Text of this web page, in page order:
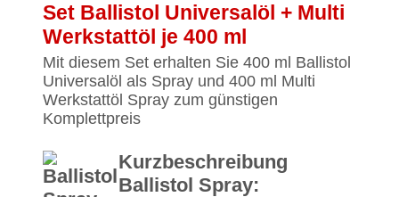
Set Ballistol Universalöl + Multi
Werkstattöl je 400 ml
Mit diesem Set erhalten Sie 400 ml Ballistol
Universalöl als Spray und 400 ml Multi
Werkstattöl Spray zum günstigen
Komplettpreis
Kurzbeschreibung
Ballistol Spray: